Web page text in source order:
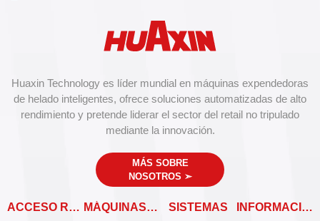
Huaxin Technology es líder mundial en máquinas expendedoras
de helado inteligentes, ofrece soluciones automatizadas de alto
rendimiento y pretende liderar el sector del retail no tripulado
mediante la innovación.
MÁS SOBRE
NOSOTROS ➣
ACCESO RÁPIDO MÁQUINAS EXPENDEDORAS SISTEMAS INFORMACIÓN